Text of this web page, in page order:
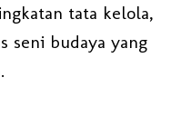
tata kelola,
seni budaya yang